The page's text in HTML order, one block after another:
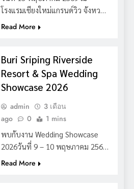
โรงแรมเชียงใหม่แกรนด์วิว จังหว…
Read More
Buri Sriping Riverside
Resort & Spa Wedding
Showcase 2026
admin
3 เดือน
ago
0 1 mins
พบกับงาน Wedding Showcase
2026วันที่ 9 – 10 พฤษภาคม 256…
Read More